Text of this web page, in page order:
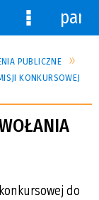
PUBLICZNE
KONKURSOWEJ
do
Menu